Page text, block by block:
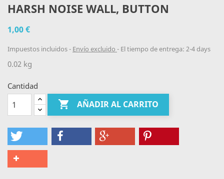
HARSH NOISE WALL, BUTTON
1,00 €
Impuestos incluidos Envío excluido El tiempo de entrega: 2-4 days
0.02 kg
Cantidad
 AÑADIR AL CARRITO